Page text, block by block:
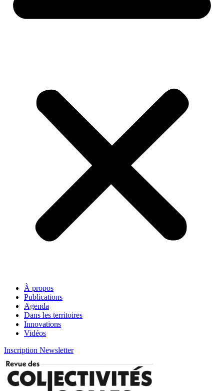
À propos
Publications
Agenda
Dans les territoires
Innovations
Vidéos
Inscription Newsletter